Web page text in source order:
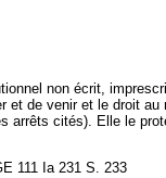
non écrit,
et de venir et le droit
arrêts cités). Elle le
111 Ia 231 S. 233